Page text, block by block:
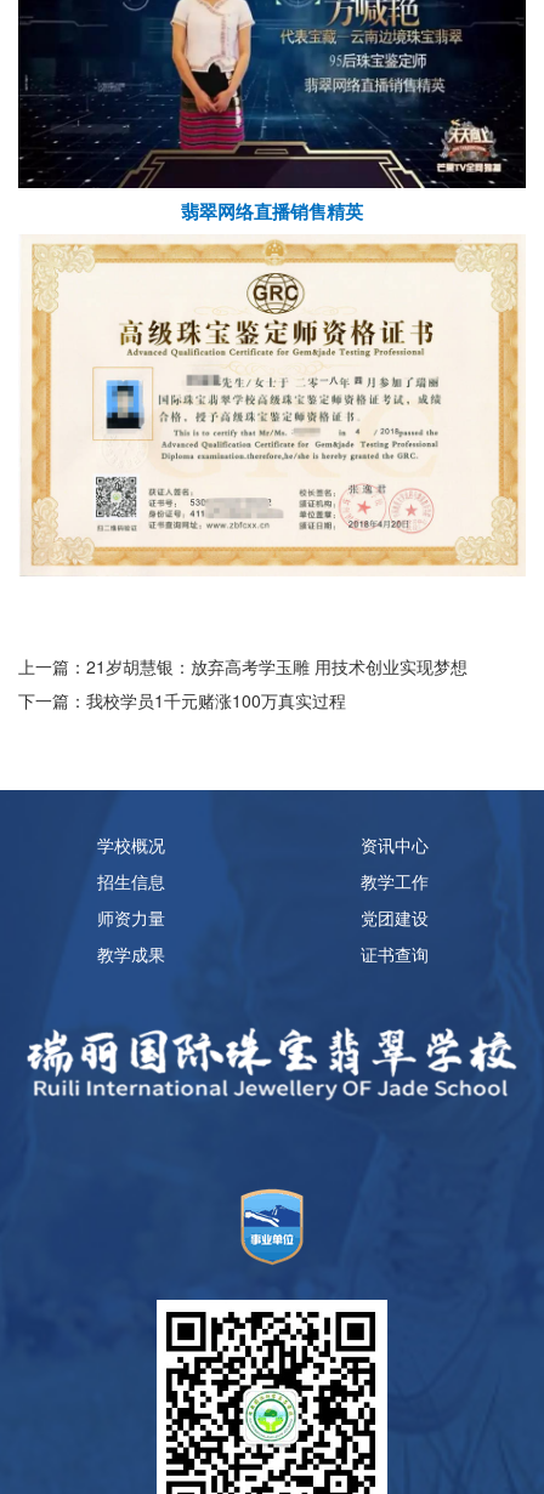
翡翠网络直播销售精英
上一篇：21岁胡慧银：放弃高考学玉雕 用技术创业实现梦想
下一篇：我校学员1千元赌涨100万真实过程
学校概况
资讯中心
招生信息
教学工作
师资力量
党团建设
教学成果
证书查询